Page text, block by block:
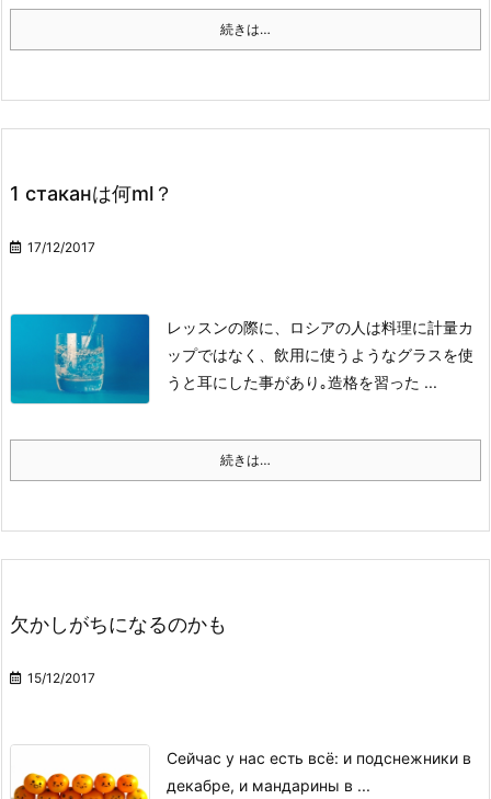
続きは…
1 стаканは何ml？
17/12/2017
レッスンの際に、ロシアの人は料理に計量カ
ップではなく、飲用に使うようなグラスを使
うと耳にした事があり｡造格を習った ...
続きは…
欠かしがちになるのかも
15/12/2017
Сейчас у нас есть всё: и подснежники в
декабре, и мандарины в ...